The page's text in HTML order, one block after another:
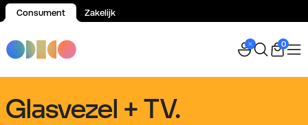
Consument Zakelijk
0
Glasvezel + TV.